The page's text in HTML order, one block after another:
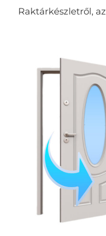
Raktárkészletről,